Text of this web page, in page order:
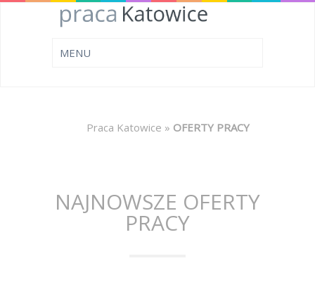
Praca Katowice » OFERTY PRACY
NAJNOWSZE OFERTY
PRACY